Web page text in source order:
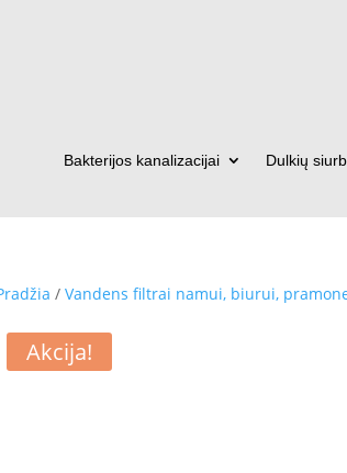
Bakterijos kanalizacijai Dulkių
/Vandens filtrai namui, biurui,
Akcija!